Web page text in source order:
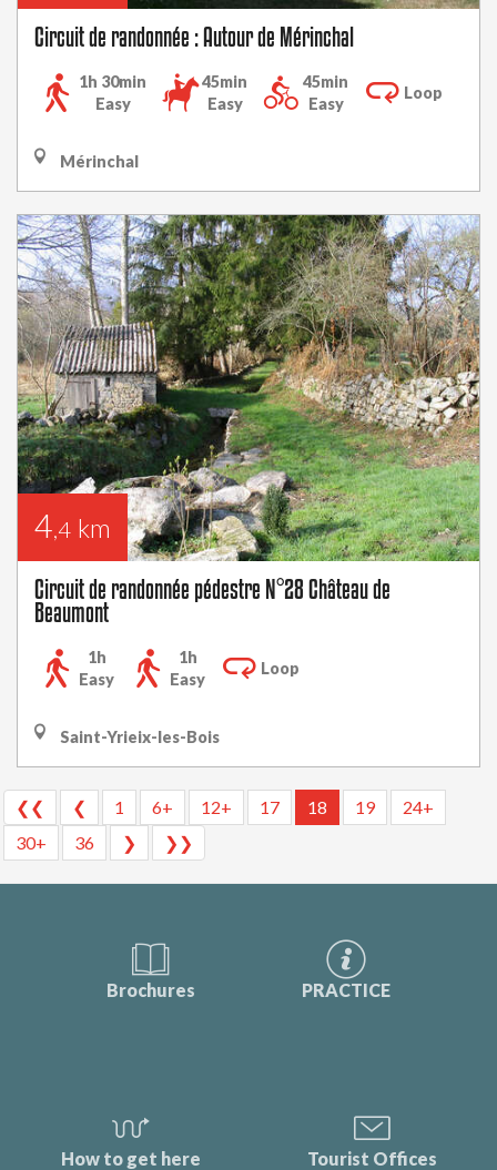
Circuit de randonnée : Autour de Mérinchal
1h 30min
Easy
45min
Easy
45min
Easy
Loop
Mérinchal
4,4 km
Circuit de randonnée pédestre N°28 Château de
Beaumont
1h
Easy
1h
Easy
Loop
Saint-Yrieix-les-Bois
❮❮ ❮ 1 6+ 12+ 17 18 19
24+
30+
36 ❯ ❯❯
Brochures PRACTICE
How to get here Tourist Offices